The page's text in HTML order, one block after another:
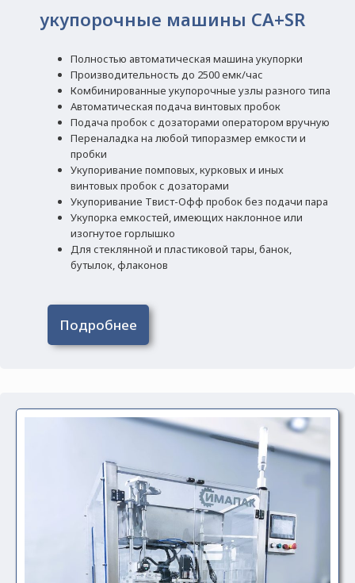
укупорочные машины CA+SR
Полностью автоматическая машина укупорки
Производительность до 2500 емк/час
Комбинированные укупорочные узлы разного типа
Автоматическая подача винтовых пробок
Подача пробок с дозаторами оператором вручную
Переналадка на любой типоразмер емкости и
пробки
Укупоривание помповых, курковых и иных
винтовых пробок с дозаторами
Укупоривание Твист-Офф пробок без подачи пара
Укупорка емкостей, имеющих наклонное или
изогнутое горлышко
Для стеклянной и пластиковой тары, банок,
бутылок, флаконов
Подробнее